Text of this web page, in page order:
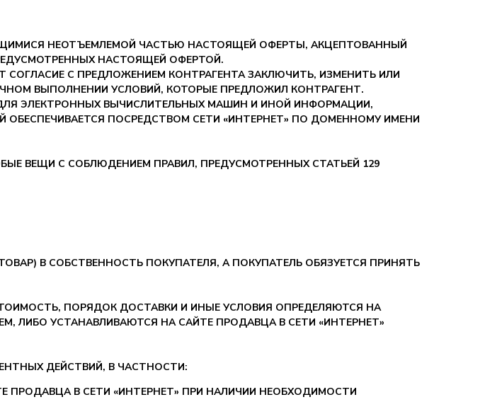
НЕОТЪЕМЛЕМОЙ ЧАСТЬЮ НАСТОЯЩЕЙ ОФЕРТЫ, АКЦЕПТОВАННЫЙ
НАСТОЯЩЕЙ ОФЕРТОЙ.
СОГЛАСИЕ С ПРЕДЛОЖЕНИЕМ КОНТРАГЕНТА ЗАКЛЮЧИТЬ, ИЗМЕНИТЬ ИЛИ
ВЫПОЛНЕНИИ УСЛОВИЙ, КОТОРЫЕ ПРЕДЛОЖИЛ КОНТРАГЕНТ.
ЭЛЕКТРОННЫХ ВЫЧИСЛИТЕЛЬНЫХ МАШИН И ИНОЙ ИНФОРМАЦИИ,
ПОСРЕДСТВОМ СЕТИ «ИНТЕРНЕТ» ПО ДОМЕННОМУ ИМЕНИ
ВЕЩИ С СОБЛЮДЕНИЕМ ПРАВИЛ, ПРЕДУСМОТРЕННЫХ СТАТЬЕЙ 129
В СОБСТВЕННОСТЬ ПОКУПАТЕЛЯ, А ПОКУПАТЕЛЬ ОБЯЗУЕТСЯ ПРИНЯТЬ
ПОРЯДОК ДОСТАВКИ И ИНЫЕ УСЛОВИЯ ОПРЕДЕЛЯЮТСЯ НА
ЛИБО УСТАНАВЛИВАЮТСЯ НА САЙТЕ ПРОДАВЦА В СЕТИ «ИНТЕРНЕТ»
ДЕЙСТВИЙ, В ЧАСТНОСТИ:
ПРОДАВЦА В СЕТИ «ИНТЕРНЕТ» ПРИ НАЛИЧИИ НЕОБХОДИМОСТИ